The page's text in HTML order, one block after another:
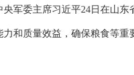
军委主席习近平24日在山
和质量效益，确保粮食等